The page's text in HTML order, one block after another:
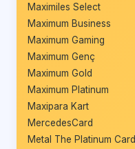
Maximiles Select
Maximum Business
Maximum Gaming
Maximum Genç
Maximum Gold
Maximum Platinum
Maxipara Kart
MercedesCard
Metal The Platinum Card